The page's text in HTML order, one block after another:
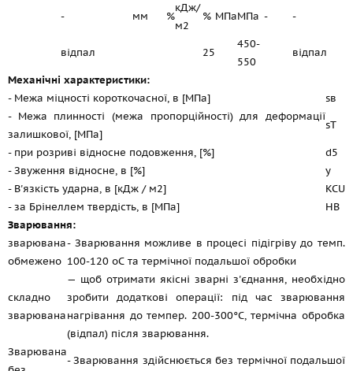
-
мм %
кДж/
м2
% МПаМПа - -
відпал 25
450-
550
відпал
Механічні характеристики:
- Межа міцності короткочасної, в [МПа]
sв
- Межа плинності (межа пропорційності) для деформації
залишкової, [МПа]
sT
- при розриві відносне подовження, [%]
d5
- Звуження відносне, в [%]
y
- В'язкість ударна, в [кДж / м2]
KCU
- за Брінеллем твердість, в [МПа]
HB
Зварювання:
зварювана
обмежено
- Зварювання можливе в процесі підігріву до темп.
100-120 oС та термічної подальшої обробки
складно
зварювана
— щоб отримати якісні зварні з'єднання, необхідно
зробити додаткові операції: під час зварювання
нагрівання до темпер. 200-300°C, термічна обробка
(відпал) після зварювання.
Зварювана
- Зварювання здійснюється без термічної подальшої